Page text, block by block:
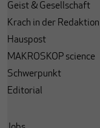
Geist & Gesellschaft
Krach in der Redaktion
Hauspost
MAKROSKOP science
Schwerpunkt
Editorial